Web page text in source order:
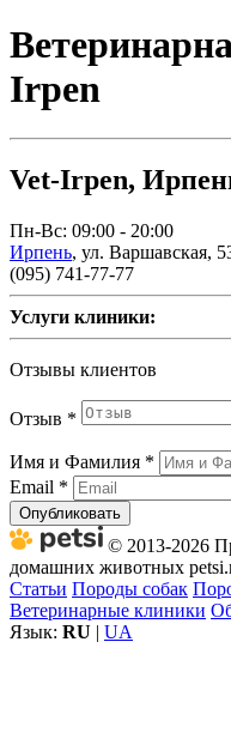
Irpen
Vet-Irpen,
Пн-Вс: 09:00 - 20:00
Ирпень, ул. Варшавская,
(095) 741-77-77
Услуги клиники:
Отзывы клиентов
Отзыв *
Имя и Фамилия *
Email *
Опубликовать
© 2013-2026
домашних животных
Статьи Породы собак
Ветеринарные клиники
Язык: RU | UA